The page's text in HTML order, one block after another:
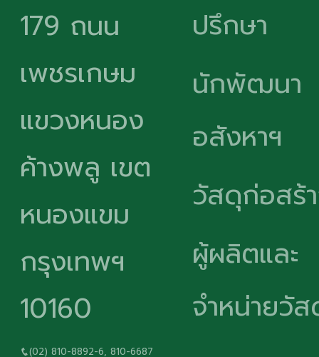
179 ถนน
เพชรเกษม
แขวงหนอง
ค้างพลู เขต
หนองแขม
กรุงเทพฯ
10160
(02) 810-8892-6, 810-6687
ปรึกษา
นักพัฒนา
อสังหาฯ
วัสดุก่อสร้
ผู้ผลิตและ
จำหน่ายวั